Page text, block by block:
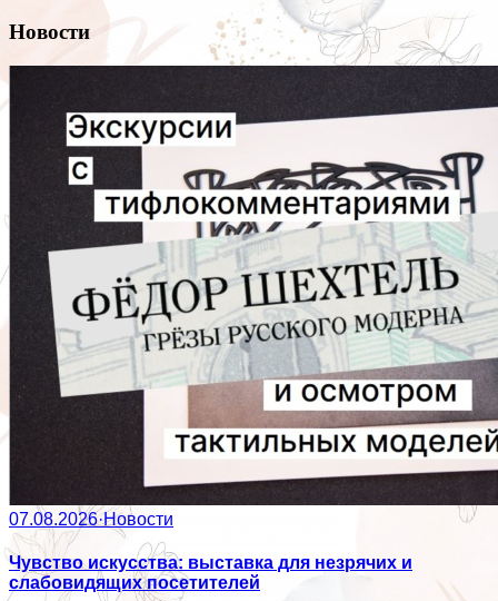
Новости
07.08.2026·Новости
Чувство искусства: выставка для незрячих и
слабовидящих посетителей